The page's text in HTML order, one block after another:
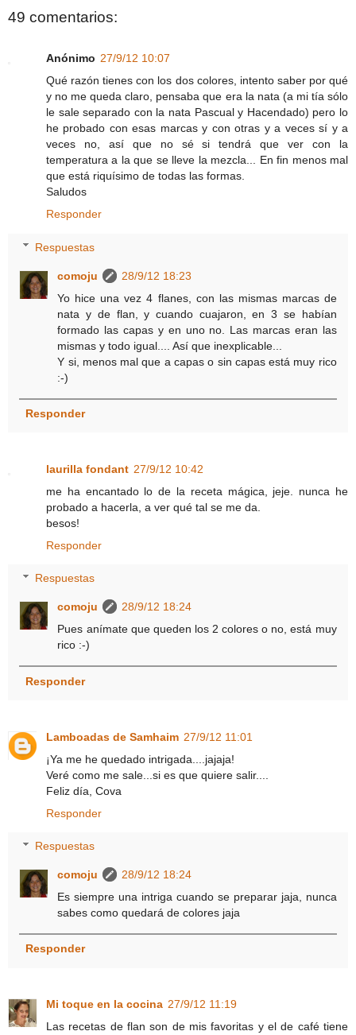
49 comentarios:
Anónimo 27/9/12 10:07
Qué razón tienes con los dos colores, intento saber por qué
y no me queda claro, pensaba que era la nata (a mi tía sólo
le sale separado con la nata Pascual y Hacendado) pero lo
he probado con esas marcas y con otras y a veces sí y a
veces no, así que no sé si tendrá que ver con la
temperatura a la que se lleve la mezcla... En fin menos mal
que está riquísimo de todas las formas.
Saludos
Responder
Respuestas
comoju
28/9/12 18:23
Yo hice una vez 4 flanes, con las mismas marcas de
nata y de flan, y cuando cuajaron, en 3 se habían
formado las capas y en uno no. Las marcas eran las
mismas y todo igual.... Así que inexplicable...
Y si, menos mal que a capas o sin capas está muy rico
:-)
Responder
laurilla fondant 27/9/12 10:42
me ha encantado lo de la receta mágica, jeje. nunca he
probado a hacerla, a ver qué tal se me da.
besos!
Responder
Respuestas
comoju
28/9/12 18:24
Pues anímate que queden los 2 colores o no, está muy
rico :-)
Responder
Lamboadas de Samhaim 27/9/12 11:01
¡Ya me he quedado intrigada....jajaja!
Veré como me sale...si es que quiere salir....
Feliz día, Cova
Responder
Respuestas
comoju
28/9/12 18:24
Es siempre una intriga cuando se preparar jaja, nunca
sabes como quedará de colores jaja
Responder
Mi toque en la cocina 27/9/12 11:19
Las recetas de flan son de mis favoritas y el de café tiene